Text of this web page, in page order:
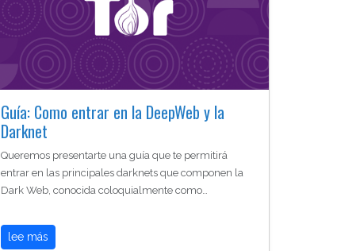
Guía: Como entrar en la DeepWeb y la
Darknet
Queremos presentarte una guía que te permitirá
entrar en las principales darknets que componen la
Dark Web, conocida coloquialmente como…
lee más